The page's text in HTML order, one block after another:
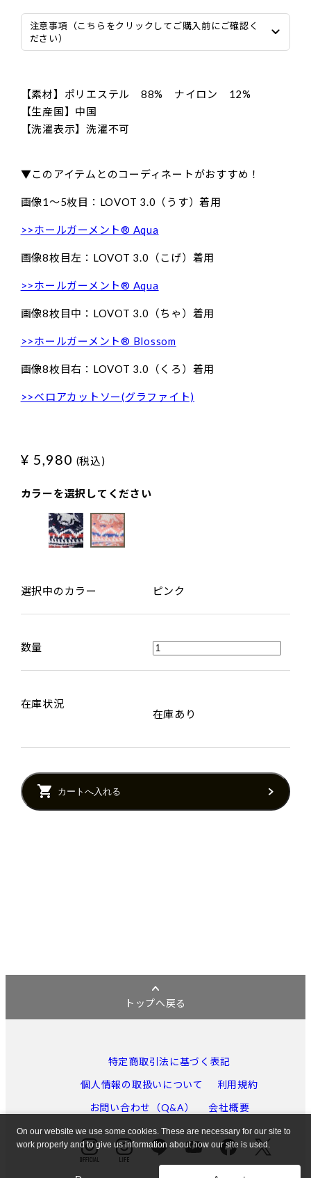
注意事項（こちらをクリックしてご購入前にご確認く
ださい）
【素材】ポリエステル 88% ナイロン 12%
【生産国】中国
【洗濯表示】洗濯不可
▼このアイテムとのコーディネートがおすすめ！
画像1〜5枚目：LOVOT 3.0（うす）着用
>>ホールガーメント® Aqua
画像8枚目左：LOVOT 3.0（こげ）着用
>>ホールガーメント® Aqua
画像8枚目中：LOVOT 3.0（ちゃ）着用
>>ホールガーメント® Blossom
画像8枚目右：LOVOT 3.0（くろ）着用
>>ベロアカットソー(グラファイト)
¥ 5,980 (税込)
カラーを選択してください
選択中のカラー ピンク
数量
在庫状況
在庫あり
カートへ入れる
トップへ戻る
特定商取引法に基づく表記
個人情報の取扱いについて
利用規約
お問い合わせ（Q&A）
会社概要
On our website we use some cookies. These are necessary for our site to
work properly and to give us information about how our site is used.